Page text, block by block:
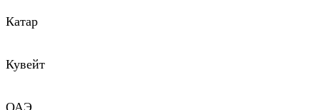
Катар
Кувейт